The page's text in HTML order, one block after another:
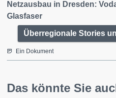
Netzausbau in Dresden:
Glasfaser
Überregionale Stories
Ein Dokument
Das könnte Sie